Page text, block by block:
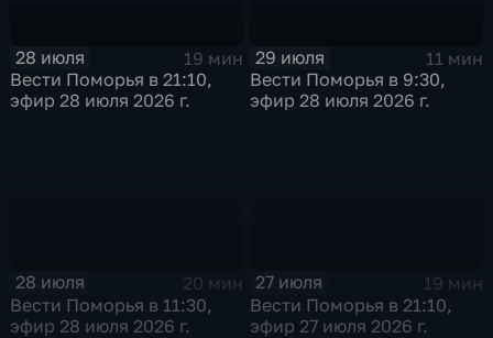
28 июля
19 мин
Вести Поморья в 21:10,
эфир 28 июля 2026 г.
29 июля
11 мин
Вести Поморья в 9:30,
эфир 28 июля 2026 г.
28 июля
20 мин
Вести Поморья в 11:30,
эфир 28 июля 2026 г.
27 июля
19 мин
Вести Поморья в 21:10,
эфир 27 июля 2026 г.